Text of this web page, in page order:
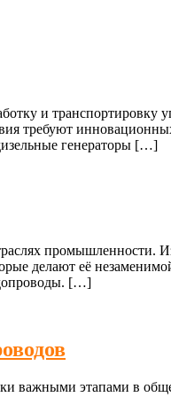
и транспортировку
требуют
генераторы […]
промышленности.
делают её
[…]
важными этапами в